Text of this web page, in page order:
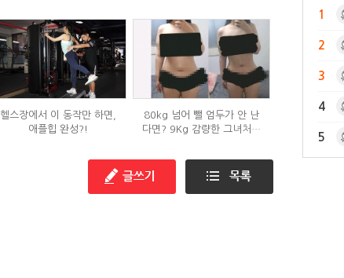
헬스장에서 이 동작만 하면,
애플힙 완성?!
80kg 넘어 뺄 엄두가 안 난
다면? 9Kg 감량한 그녀처럼
1
2
3
4
5